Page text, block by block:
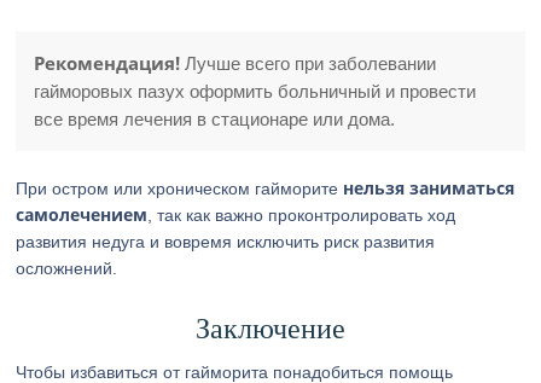
Рекомендация! Лучше всего при заболевании
гайморовых пазух оформить больничный и провести
все время лечения в стационаре или дома.
При остром или хроническом гайморите нельзя заниматься
самолечением , так как важно проконтролировать ход
развития недуга и вовремя исключить риск развития
осложнений.
Заключение
Чтобы избавиться от гайморита понадобиться помощь